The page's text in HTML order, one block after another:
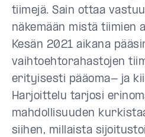
tiimejä. Sain ottaa
näkemään mistä tiimien
Kesän 2021 aikana
vaihtoehtorahastojen
erityisesti pääoma- ja
Harjoittelu tarjosi
mahdollisuuden
siihen, millaista